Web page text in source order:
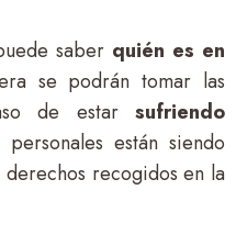
saber quién es en
se podrán tomar las
de estarsufriendo
están siendo
recogidos en la